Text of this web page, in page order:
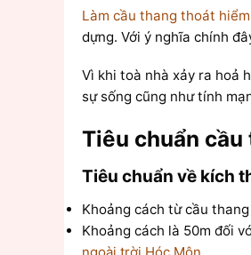
Làm cầu thang thoát
dựng. Với ý nghĩa chính
Vì khi toà nhà xảy ra hoả
sự sống cũng như tính
Tiêu chuẩn cầu
Tiêu chuẩn về kích
Khoảng cách từ cầu
Khoảng cách là 50m đối